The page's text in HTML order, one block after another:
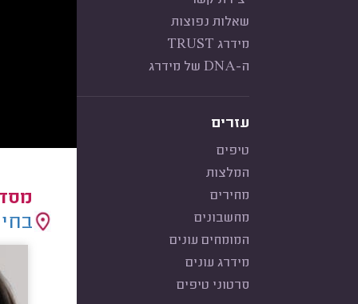
שאלות נפוצות
מידרג TRUST
ה-DNA של מידרג
עזרים
טיפים
המלצות
מחירים
מחשבונים
המומחים עונים
מידרג עונים
סרטוני טיפים